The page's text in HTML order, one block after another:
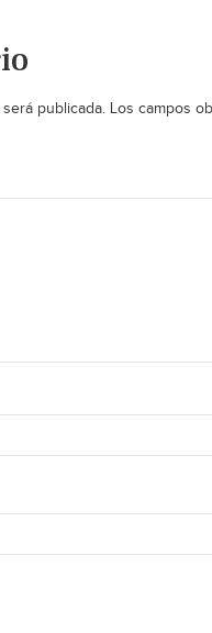
publicada. Los campos